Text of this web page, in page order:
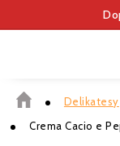
Delikatesy
Crema Cacio e